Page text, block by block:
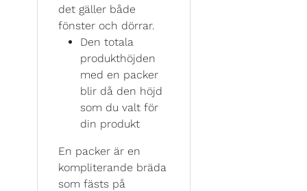
det gäller både
fönster och dörrar.
Den totala
produkthöjden
med en packer
blir då den höjd
som du valt för
din produkt
En packer är en
kompliterande bräda
som fästs på